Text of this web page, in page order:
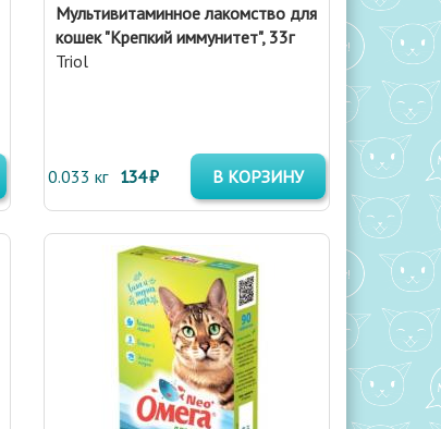
Мультивитаминное лакомство для
кошек "Крепкий иммунитет", 33г
Triol
0.033 кг 134 ₽ В КОРЗИНУ